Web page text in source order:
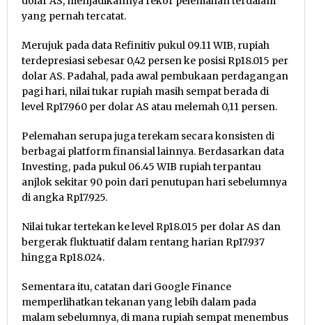
yang pernah tercatat.
Merujuk pada data Refinitiv pukul 09.11 WIB, rupiah
terdepresiasi sebesar 0,42 persen ke posisi Rp18.015 per
dolar AS. Padahal, pada awal pembukaan perdagangan
pagi hari, nilai tukar rupiah masih sempat berada di
level Rp17.960 per dolar AS atau melemah 0,11 persen.
Pelemahan serupa juga terekam secara konsisten di
berbagai platform finansial lainnya. Berdasarkan data
Investing, pada pukul 06.45 WIB rupiah terpantau
anjlok sekitar 90 poin dari penutupan hari sebelumnya
di angka Rp17.925.
Nilai tukar tertekan ke level Rp18.015 per dolar AS dan
bergerak fluktuatif dalam rentang harian Rp17.937
hingga Rp18.024.
Sementara itu, catatan dari Google Finance
memperlihatkan tekanan yang lebih dalam pada
malam sebelumnya, di mana rupiah sempat menembus